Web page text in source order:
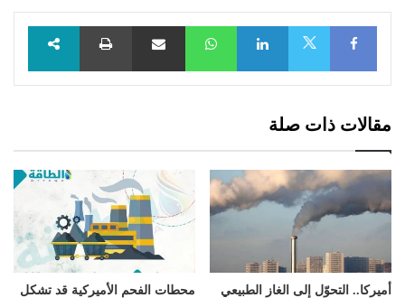
Facebook
LinkedIn
WhatsAppمشاركة عبر البريد طباعة
مقالات ذات صلة
أميركا.. التحوّل إلى الغاز الطبيعي
محطات الفحم الأميركية قد تشكل